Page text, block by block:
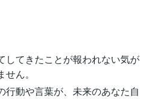
してきたことが報われない気が
ん。
行動や言葉が、未来のあなた自